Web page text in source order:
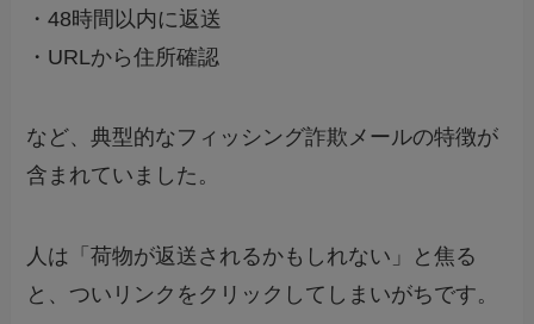
・48時間以内に返送
・URLから住所確認
など、典型的なフィッシング詐欺メールの特徴が
含まれていました。
人は「荷物が返送されるかもしれない」と焦る
と、ついリンクをクリックしてしまいがちです。